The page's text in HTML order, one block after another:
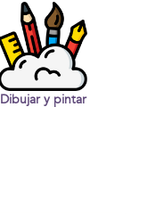
Dibujar y pintar